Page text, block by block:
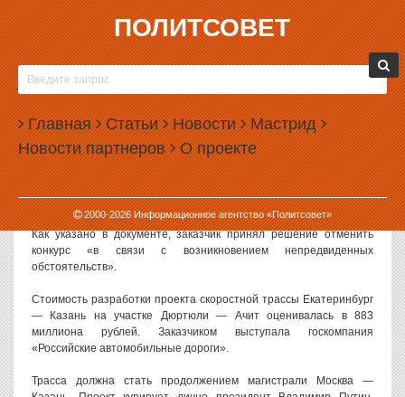
ПОЛИТСОВЕТ
Главная Статьи Новости Мастрид
Новости партнеров О проекте
2000-2026Информационное агентство «Политсовет»
13.08.2021, 12:38
ПРОЕКТИРОВАНИЕ УЧАСТКА ТРАССЫ
ЕКАТЕРИНБУРГ — КАЗАНЬ НЕОЖИДАННО
ОТМЕНИЛИ
Конкурс на проектирование участка скоростной автотрассы
Екатеринбург — Казань неожиданно отменен. Речь идет о части
трассы, проходящей через Свердловскую область.
Информация об отмене торгов размещена на сайте госзакупок.
Как указано в документе, заказчик принял решение отменить
конкурс «в связи с возникновением непредвиденных
обстоятельств».
Стоимость разработки проекта скоростной трассы Екатеринбург
— Казань на участке Дюртюли — Ачит оценивалась в 883
миллиона рублей. Заказчиком выступала госкомпания
«Российские автомобильные дороги».
Трасса должна стать продолжением магистрали Москва —